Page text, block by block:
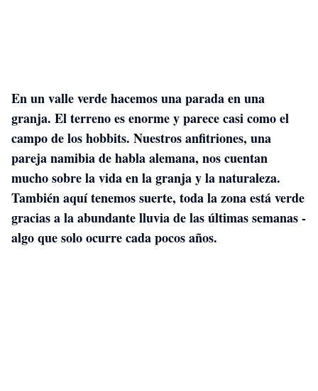
En un valle verde hacemos una parada en una
granja. El terreno es enorme y parece casi como el
campo de los hobbits. Nuestros anfitriones, una
pareja namibia de habla alemana, nos cuentan
mucho sobre la vida en la granja y la naturaleza.
También aquí tenemos suerte, toda la zona está verde
gracias a la abundante lluvia de las últimas semanas -
algo que solo ocurre cada pocos años.